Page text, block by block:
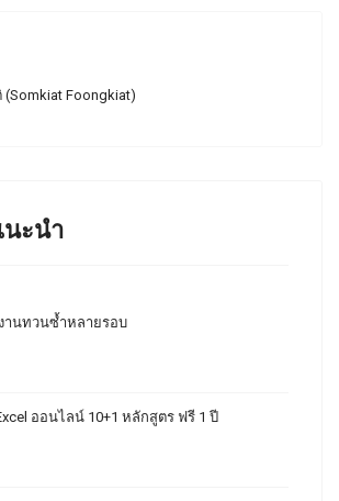
(Somkiat Foongkiat)
ะนำ
านทวนซ้ำหลายรอบ
ออนไลน์ 10+1 หลักสูตร ฟรี 1 ปี